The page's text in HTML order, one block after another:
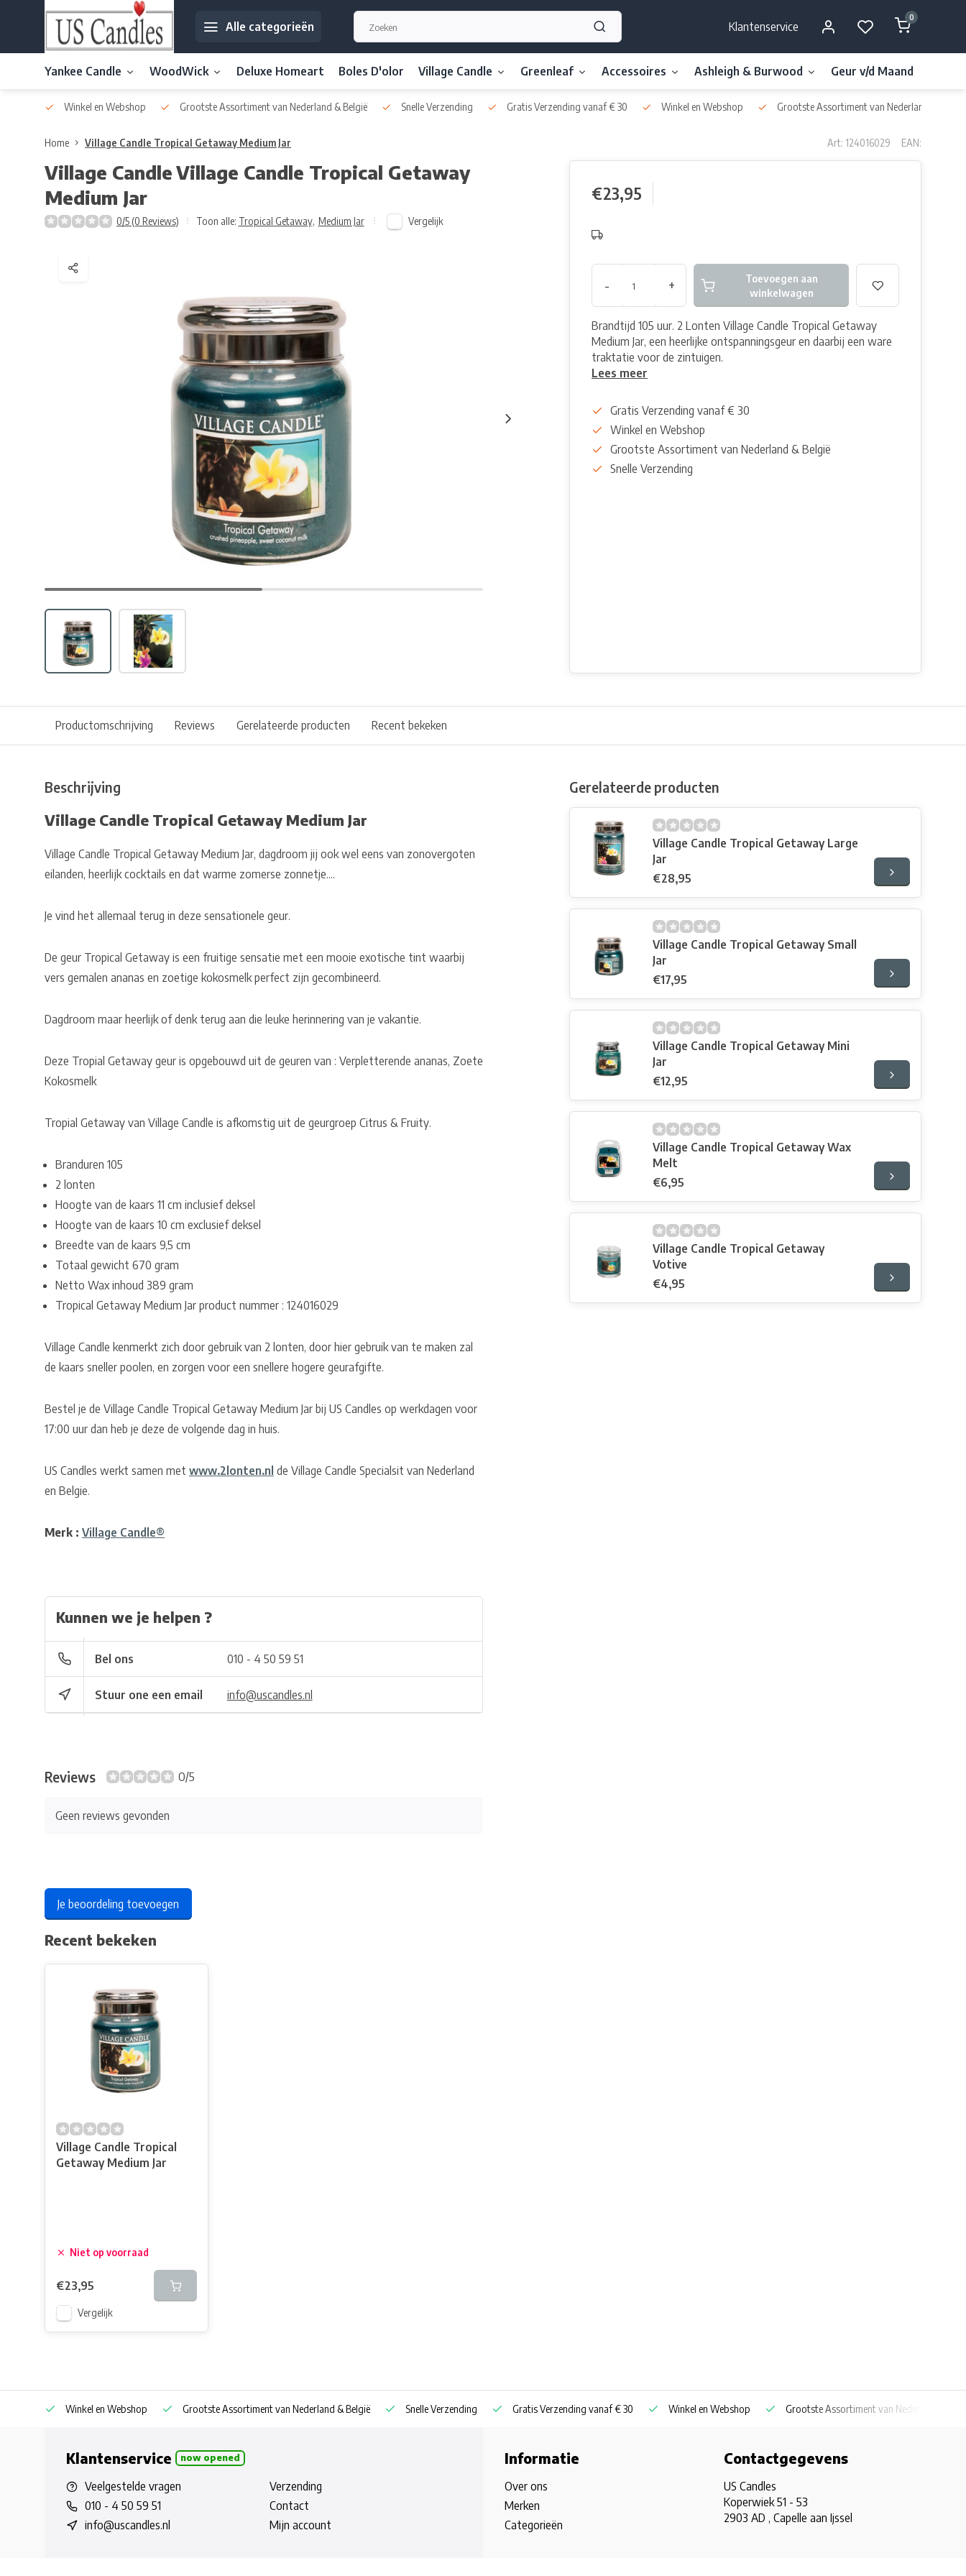
Alle categorieën Klantenservice
0
Yankee Candle WoodWick Deluxe Homeart Boles D'olor Village Candle Greenleaf Accessoires Ashleigh & Burwood Geur v/d Maand
Winkel en Webshop Grootste Assortiment van Nederland & België Snelle Verzending Gratis Verzending vanaf € 30 Winkel en Webshop Grootste Assortiment van Nederland & België
Home Village Candle Tropical Getaway Medium Jar Art: 124016029 EAN:
Village CandleVillage Candle Tropical Getaway
Medium Jar
0/5 (0 Reviews) Toon alle: Tropical Getaway, Medium Jar Vergelijk
€23,95
- +
Toevoegen aan
winkelwagen
Brandtijd 105 uur. 2 Lonten Village Candle Tropical Getaway
Medium Jar, een heerlijke ontspanningsgeur en daarbij een ware
traktatie voor de zintuigen.
Lees meer
Gratis Verzending vanaf € 30
Winkel en Webshop
Grootste Assortiment van Nederland & België
Snelle Verzending
Productomschrijving Reviews Gerelateerde producten Recent bekeken
Beschrijving
Village Candle Tropical Getaway Medium Jar
Village Candle Tropical Getaway Medium Jar, dagdroom jij ook wel eens van zonovergoten
eilanden, heerlijk cocktails en dat warme zomerse zonnetje....
Je vind het allemaal terug in deze sensationele geur.
De geur Tropical Getaway is een fruitige sensatie met een mooie exotische tint waarbij
vers gemalen ananas en zoetige kokosmelk perfect zijn gecombineerd.
Dagdroom maar heerlijk of denk terug aan die leuke herinnering van je vakantie.
Deze Tropial Getaway geur is opgebouwd uit de geuren van : Verpletterende ananas, Zoete
Kokosmelk
Tropial Getaway van Village Candle is afkomstig uit de geurgroep Citrus & Fruity.
Branduren 105
2 lonten
Hoogte van de kaars 11 cm inclusief deksel
Hoogte van de kaars 10 cm exclusief deksel
Breedte van de kaars 9,5 cm
Totaal gewicht 670 gram
Netto Wax inhoud 389 gram
Tropical Getaway Medium Jar product nummer : 124016029
Village Candle kenmerkt zich door gebruik van 2 lonten, door hier gebruik van te maken zal
de kaars sneller poolen, en zorgen voor een snellere hogere geurafgifte.
Bestel je de Village Candle Tropical Getaway Medium Jar bij US Candles op werkdagen voor
17:00 uur dan heb je deze de volgende dag in huis.
US Candles werkt samen met www.2lonten.nl de Village Candle Specialsit van Nederland
en Belgie.
Merk : Village Candle®
Kunnen we je helpen ?
Bel ons 010 - 4 50 59 51
Stuur one een email info@uscandles.nl
Reviews 0/5
Geen reviews gevonden
Je beoordeling toevoegen
Gerelateerde producten
Village Candle Tropical Getaway Large
Jar
€28,95
Village Candle Tropical Getaway Small
Jar
€17,95
Village Candle Tropical Getaway Mini
Jar
€12,95
Village Candle Tropical Getaway Wax
Melt
€6,95
Village Candle Tropical Getaway
Votive
€4,95
Recent bekeken
Village Candle Tropical
Getaway Medium Jar
Niet op voorraad
€23,95
Vergelijk
Winkel en Webshop Grootste Assortiment van Nederland & België Snelle Verzending Gratis Verzending vanaf € 30 Winkel en Webshop Grootste Assortiment van Nederland &
Klantenservice now opened
Veelgestelde vragen
010 - 4 50 59 51
info@uscandles.nl
Verzending
Contact
Mijn account
Informatie
Over ons
Merken
Categorieën
Contactgegevens
US Candles
Koperwiek 51 - 53
2903 AD , Capelle aan Ijssel